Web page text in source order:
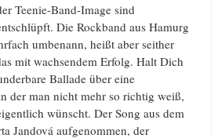
Teenie-Band-Image sind
Die Rockband aus Hamurg
umbenann, heißt aber seither
mit wachsendem Erfolg. Halt Dich
Ballade über eine
der man nicht mehr so richtig weiß,
wünscht. Der Song aus dem
Jandová aufgenommen, der